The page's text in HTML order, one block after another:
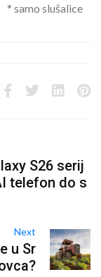
* samo slušalice
S26 serij
telefon do s
Next
u Sr